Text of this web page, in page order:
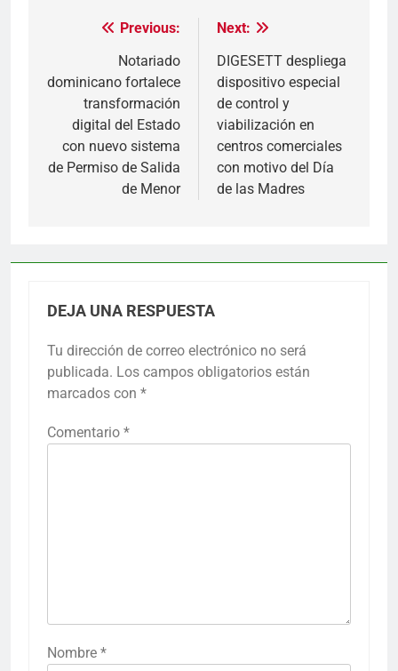
Navegación
entradas
Previous:
Notariado
dominicano fortalece
transformación
digital del Estado
con nuevo sistema
de Permiso de Salida
de Menor
Next:
DIGESETT despliega
dispositivo especial
de control y
viabilización en
centros comerciales
con motivo del Día
de las Madres
DEJA UNA RESPUESTA
Tu dirección de correo electrónico no será
publicada. Los campos obligatorios están
marcados con *
Comentario *
Nombre *